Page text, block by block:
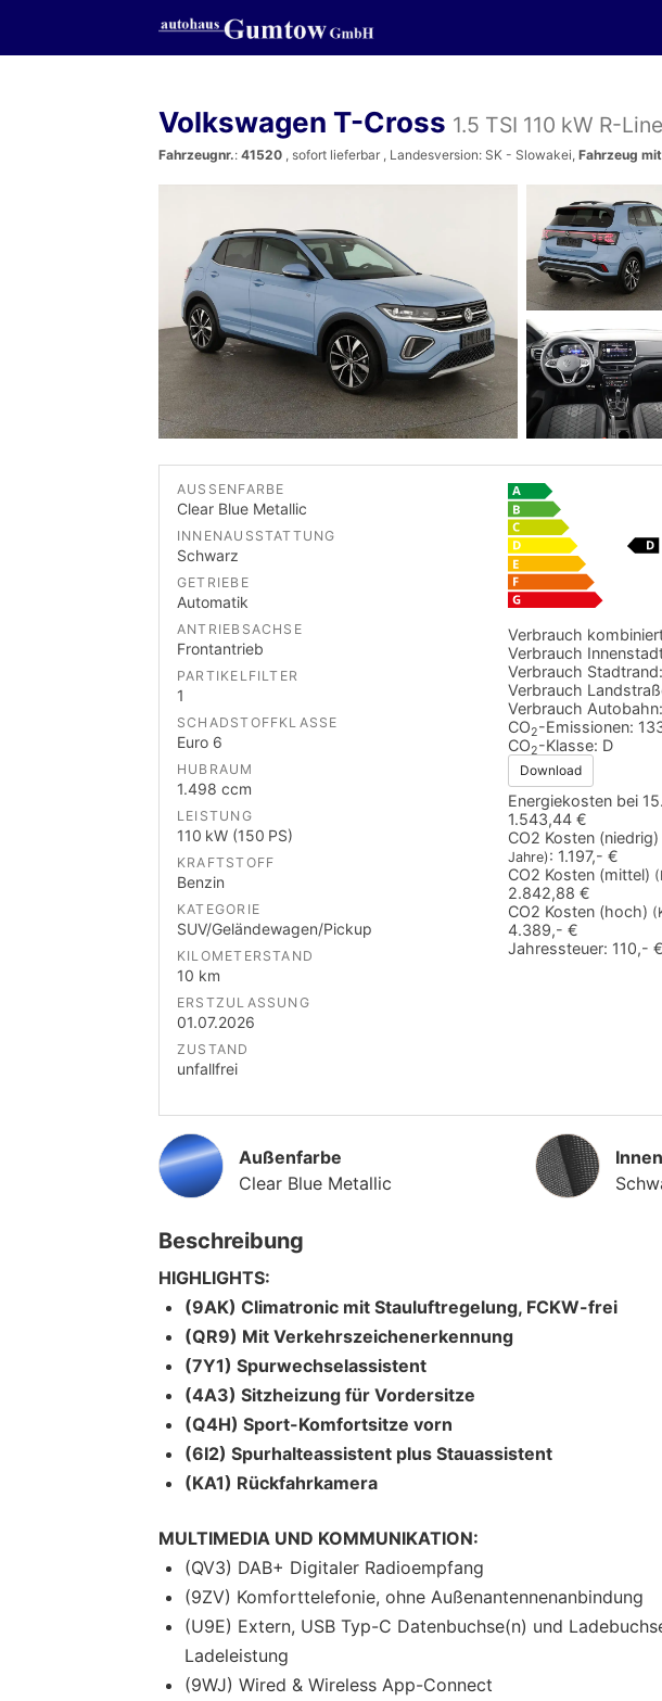
Volkswagen T-Cross 1.5 TSI 110 kW R-
Fahrzeugnr.: 41520 , sofort lieferbar , Landesversion: SK - Slowakei, Fahrzeug
AUSSENFARBE
Clear Blue Metallic
INNENAUSSTATTUNG
Schwarz
GETRIEBE
Automatik
ANTRIEBSACHSE
Frontantrieb
PARTIKELFILTER
1
SCHADSTOFFKLASSE
Euro 6
HUBRAUM
1.498 ccm
LEISTUNG
110 kW (150 PS)
KRAFTSTOFF
Benzin
KATEGORIE
SUV/Geländewagen/Pickup
KILOMETERSTAND
10 km
ERSTZULASSUNG
01.07.2026
ZUSTAND
unfallfrei
Verbrauch
Verbrauch
Verbrauch Stadtrand:
Verbrauch
Verbrauch Autobahn:
CO2-Emissionen:
CO2-Klasse: D
Download
Energiekosten bei
1.543,44 €
CO2 Kosten (niedrig)
Jahre): 1.197,- €
CO2 Kosten (mittel)
2.842,88 €
CO2 Kosten (hoch)
4.389,- €
Jahressteuer: 110,- €
Außenfarbe
Clear Blue Metallic
Beschreibung
HIGHLIGHTS:
(9AK) Climatronic mit Stauluftregelung, FCKW-frei
(QR9) Mit Verkehrszeichenerkennung
(7Y1) Spurwechselassistent
(4A3) Sitzheizung für Vordersitze
(Q4H) Sport-Komfortsitze vorn
(6I2) Spurhalteassistent plus Stauassistent
(KA1) Rückfahrkamera
MULTIMEDIA UND KOMMUNIKATION:
(QV3) DAB+ Digitaler Radioempfang
(9ZV) Komforttelefonie, ohne Außenantennenanbindung
(U9E) Extern, USB Typ-C Datenbuchse(n) und
Ladeleistung
(9WJ) Wired & Wireless App-Connect